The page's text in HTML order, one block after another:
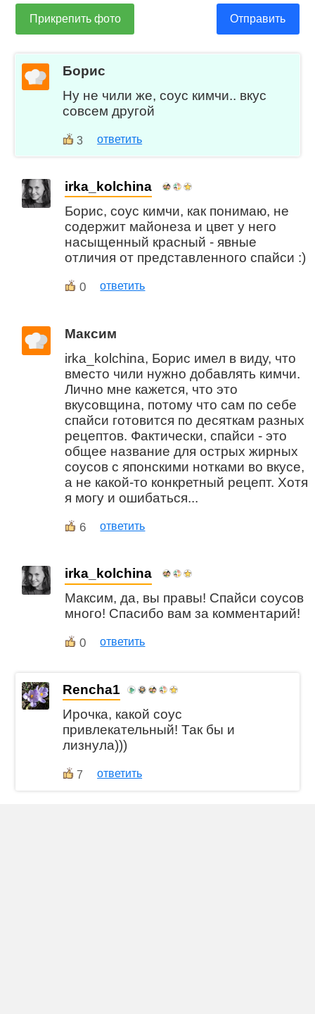
Прикрепить фото Отправить
Борис
Ну не чили же, соус кимчи.. вкус
совсем другой
3 ответить
irka_kolchina
Борис, соус кимчи, как понимаю, не
содержит майонеза и цвет у него
насыщенный красный - явные
отличия от представленного спайси :)
0 ответить
Максим
irka_kolchina, Борис имел в виду, что
вместо чили нужно добавлять кимчи.
Лично мне кажется, что это
вкусовщина, потому что сам по себе
спайси готовится по десяткам разных
рецептов. Фактически, спайси - это
общее название для острых жирных
соусов с японскими нотками во вкусе,
а не какой-то конкретный рецепт. Хотя
я могу и ошибаться...
6 ответить
irka_kolchina
Максим, да, вы правы! Спайси соусов
много! Спасибо вам за комментарий!
0 ответить
Rencha1
Ирочка, какой соус
привлекательный! Так бы и
лизнула)))
7 ответить